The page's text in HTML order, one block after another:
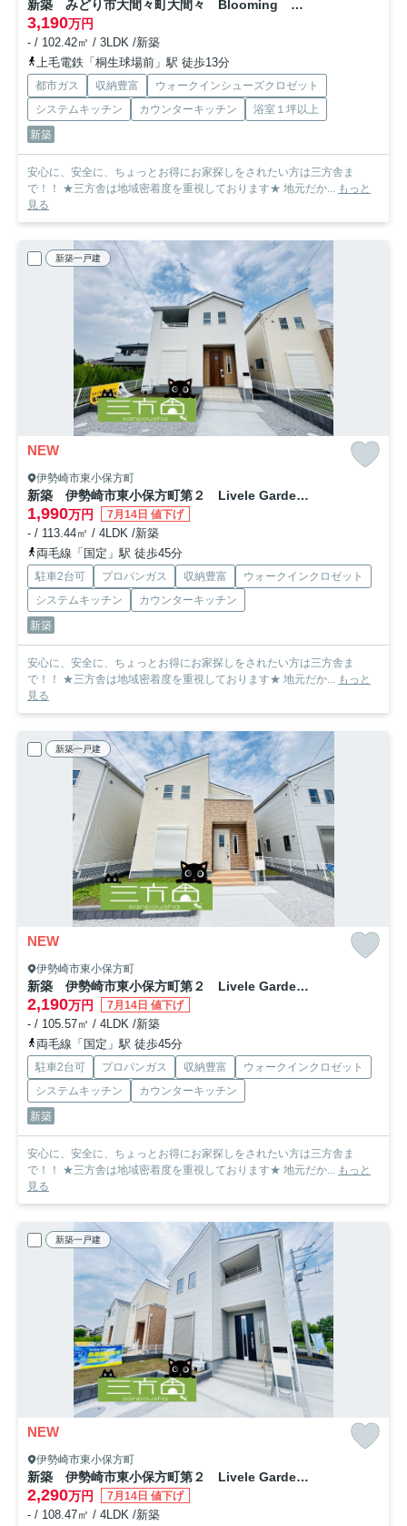
新築 みどり市大間々町大間々 Blooming Garden 2号棟
3,190万円
- / 102.42㎡ / 3LDK /新築
上毛電鉄「桐生球場前」駅 徒歩13分
都市ガス 収納豊富
ウォークインシューズクロゼット
システムキッチン
カウンターキッチン
浴室１坪以上
新築
安心に、安全に、ちょっとお得にお家探しをされたい方は三方舎ま
で！！ ★三方舎は地域密着度を重視しております★ 地元だか...
もっと
見る
新築一戸建
NEW
伊勢崎市東小保方町
新築 伊勢崎市東小保方町第２ Livele Garden.S 5号棟
1,990万円 7月14日 値下げ
- / 113.44㎡ / 4LDK /新築
両毛線「国定」駅 徒歩45分
駐車2台可 プロパンガス 収納豊富
ウォークインクロゼット
システムキッチン
カウンターキッチン
新築
安心に、安全に、ちょっとお得にお家探しをされたい方は三方舎ま
で！！ ★三方舎は地域密着度を重視しております★ 地元だか...
もっと
見る
新築一戸建
NEW
伊勢崎市東小保方町
新築 伊勢崎市東小保方町第２ Livele Garden.S 6号棟
2,190万円 7月14日 値下げ
- / 105.57㎡ / 4LDK /新築
両毛線「国定」駅 徒歩45分
駐車2台可 プロパンガス 収納豊富
ウォークインクロゼット
システムキッチン
カウンターキッチン
新築
安心に、安全に、ちょっとお得にお家探しをされたい方は三方舎ま
で！！ ★三方舎は地域密着度を重視しております★ 地元だか... もっと
見る
新築一戸建
NEW
伊勢崎市東小保方町
新築 伊勢崎市東小保方町第２ Livele Garden.S 7号棟
2,290万円 7月14日 値下げ
- / 108.47㎡ / 4LDK /新築